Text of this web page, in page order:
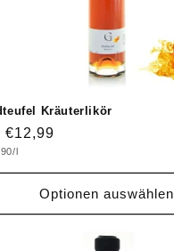
Kräuterlikör
€12,99
l
Optionen auswählen